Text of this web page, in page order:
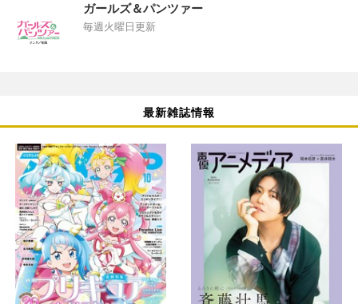
ガールズ＆パンツァー
毎週火曜日更新
最新雑誌情報